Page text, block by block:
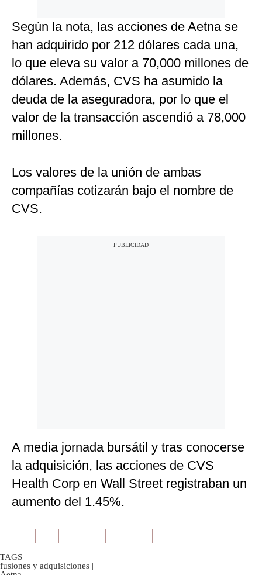
Según la nota, las acciones de Aetna se
han adquirido por 212 dólares cada una,
lo que eleva su valor a 70,000 millones de
dólares. Además, CVS ha asumido la
deuda de la aseguradora, por lo que el
valor de la transacción ascendió a 78,000
millones.
Los valores de la unión de ambas
compañías cotizarán bajo el nombre de
CVS.
A media jornada bursátil y tras conocerse
la adquisición, las acciones de CVS
Health Corp en Wall Street registraban un
aumento del 1.45%.
TAGS
fusiones y adquisiciones |